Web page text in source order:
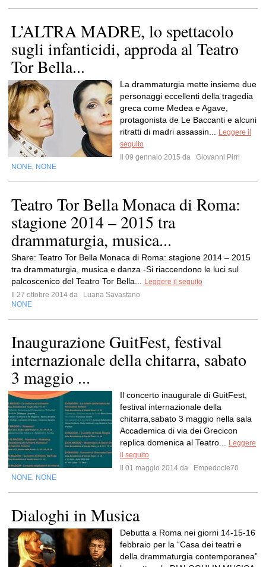
L’ALTRA MADRE, lo spettacolo
sugli infanticidi, approda al Teatro
Tor Bella...
La drammaturgia mette insieme due
personaggi eccellenti della tragedia
greca come Medea e Agave,
protagonista de Le Baccanti e alcuni
ritratti di madri assassin...
Leggere il
seguito
Il 09 gennaio 2015 da
Giovanni Pirri
NONE NONE
Teatro Tor Bella Monaca di Roma:
stagione 2014 – 2015 tra
drammaturgia, musica...
Share: Teatro Tor Bella Monaca di Roma: stagione 2014 – 2015
tra drammaturgia, musica e danza -Si riaccendono le luci sul
palcoscenico del Teatro Tor Bella...
Leggere il seguito
Il 27 ottobre 2014 da
Luana Savastano
NONE
Inaugurazione GuitFest, festival
internazionale della chitarra, sabato
3 maggio ...
Il concerto inaugurale di GuitFest,
festival internazionale della
chitarra,sabato 3 maggio nella sala
Accademica di via dei Grecicon
replica domenica al Teatro...
Leggere
il seguito
Il 01 maggio 2014 da
Empedocle70
NONE NONE
Dialoghi in Musica
Debutta a Roma nei giorni 14-15-16
febbraio per la “Casa dei teatri e
della drammaturgia contemporanea”